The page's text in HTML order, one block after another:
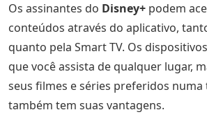
Os assinantes do Disney+ podem
conteúdos através do aplicativo,
quanto pela Smart TV. Os
que você assista de qualquer lugar,
seus filmes e séries preferidos
também tem suas vantagens.